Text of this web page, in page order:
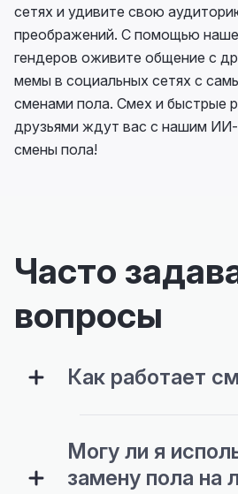
сетях и удивите свою
преображений. С помощью
гендеров оживите общение с
мемы в социальных сетях с
сменами пола. Смех и быстрые
друзьями ждут вас с нашим
смены пола!
Часто
вопросы
Как работает
Могу ли я
замену пола на